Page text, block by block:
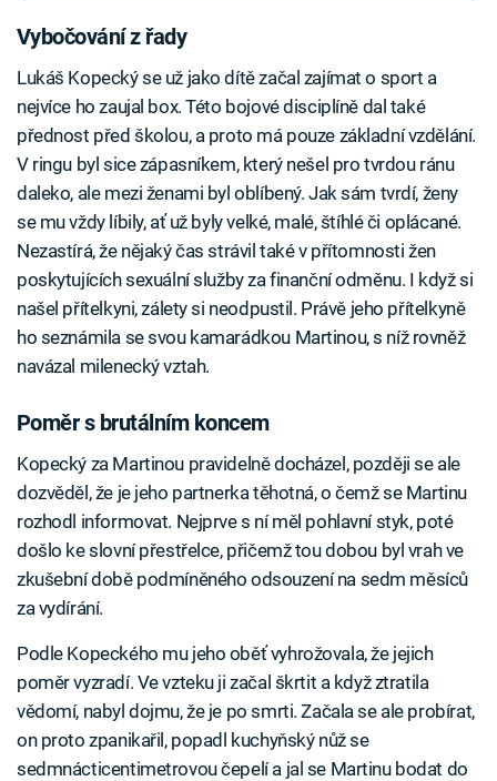
Vybočování z řady
Lukáš Kopecký se už jako dítě začal zajímat o sport a
nejvíce ho zaujal box. Této bojové disciplíně dal také
přednost před školou, a proto má pouze základní vzdělání.
V ringu byl sice zápasníkem, který nešel pro tvrdou ránu
daleko, ale mezi ženami byl oblíbený. Jak sám tvrdí, ženy
se mu vždy líbily, ať už byly velké, malé, štíhlé či oplácané.
Nezastírá, že nějaký čas strávil také v přítomnosti žen
poskytujících sexuální služby za finanční odměnu. I když si
našel přítelkyni, zálety si neodpustil. Právě jeho přítelkyně
ho seznámila se svou kamarádkou Martinou, s níž rovněž
navázal milenecký vztah.
Poměr s brutálním koncem
Kopecký za Martinou pravidelně docházel, později se ale
dozvěděl, že je jeho partnerka těhotná, o čemž se Martinu
rozhodl informovat. Nejprve s ní měl pohlavní styk, poté
došlo ke slovní přestřelce, přičemž tou dobou byl vrah ve
zkušební době podmíněného odsouzení na sedm měsíců
za vydírání.
Podle Kopeckého mu jeho oběť vyhrožovala, že jejich
poměr vyzradí. Ve vzteku ji začal škrtit a když ztratila
vědomí, nabyl dojmu, že je po smrti. Začala se ale probírat,
on proto zpanikařil, popadl kuchyňský nůž se
sedmnácticentimetrovou čepelí a jal se Martinu bodat do